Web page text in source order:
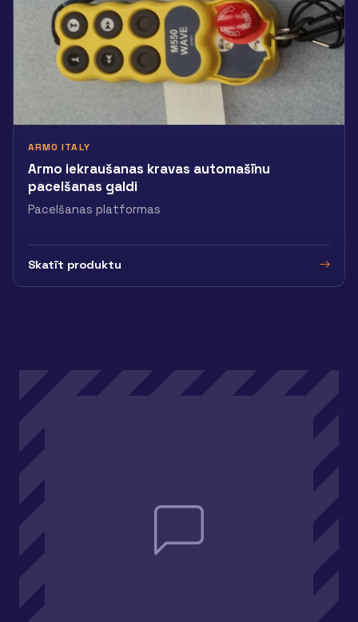
ARMO ITALY
Armo iekraušanas kravas automašīnu
pacelšanas galdi
Pacelšanas platformas
Skatīt produktu